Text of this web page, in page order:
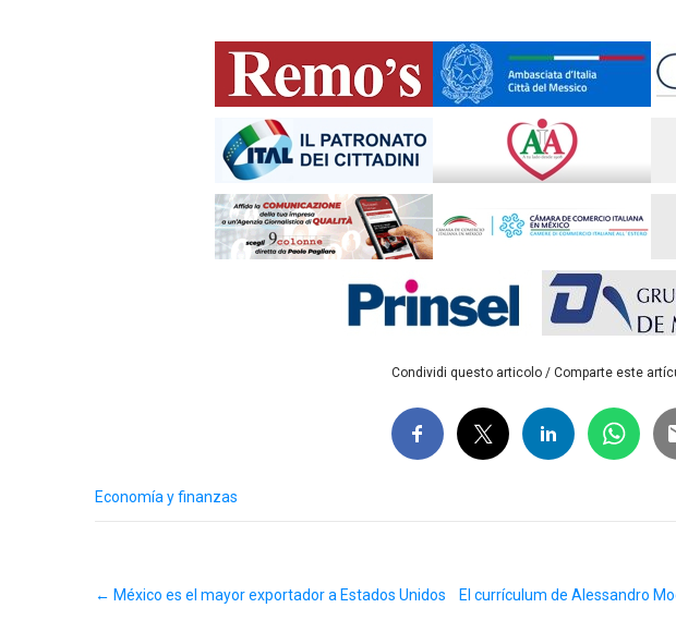
Condividi questo articolo / Comparte este
Economía y finanzas
navigation
← México es el mayor exportador a Estados Unidos El currículum de Alessandro